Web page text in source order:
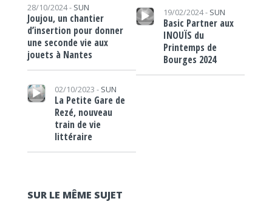
28/10/2024 - SUN
Joujou, un chantier
d’insertion pour donner
une seconde vie aux
jouets à Nantes
Lecteur audio
19/02/2024 - SUN
Basic Partner aux
INOUÏS du
Printemps de
Bourges 2024
Lecteur audio
02/10/2023 - SUN
La Petite Gare de
Rezé, nouveau
train de vie
littéraire
SUR LE MÊME SUJET